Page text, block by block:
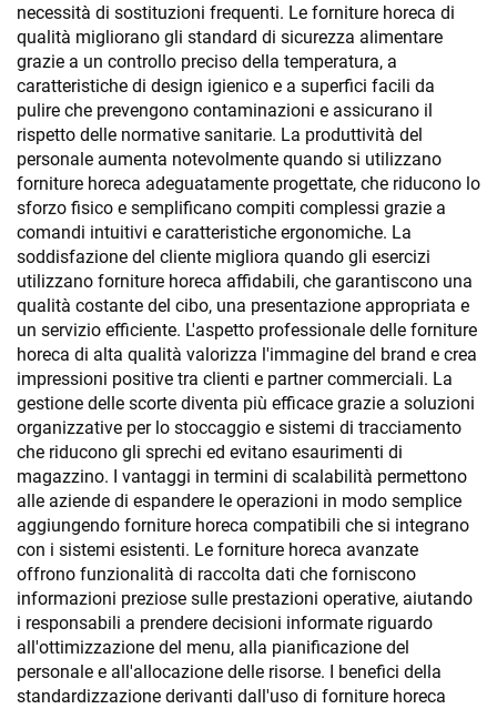
necessità di sostituzioni frequenti. Le forniture horeca di
qualità migliorano gli standard di sicurezza alimentare
grazie a un controllo preciso della temperatura, a
caratteristiche di design igienico e a superfici facili da
pulire che prevengono contaminazioni e assicurano il
rispetto delle normative sanitarie. La produttività del
personale aumenta notevolmente quando si utilizzano
forniture horeca adeguatamente progettate, che riducono lo
sforzo fisico e semplificano compiti complessi grazie a
comandi intuitivi e caratteristiche ergonomiche. La
soddisfazione del cliente migliora quando gli esercizi
utilizzano forniture horeca affidabili, che garantiscono una
qualità costante del cibo, una presentazione appropriata e
un servizio efficiente. L'aspetto professionale delle forniture
horeca di alta qualità valorizza l'immagine del brand e crea
impressioni positive tra clienti e partner commerciali. La
gestione delle scorte diventa più efficace grazie a soluzioni
organizzative per lo stoccaggio e sistemi di tracciamento
che riducono gli sprechi ed evitano esaurimenti di
magazzino. I vantaggi in termini di scalabilità permettono
alle aziende di espandere le operazioni in modo semplice
aggiungendo forniture horeca compatibili che si integrano
con i sistemi esistenti. Le forniture horeca avanzate
offrono funzionalità di raccolta dati che forniscono
informazioni preziose sulle prestazioni operative, aiutando
i responsabili a prendere decisioni informate riguardo
all'ottimizzazione del menu, alla pianificazione del
personale e all'allocazione delle risorse. I benefici della
standardizzazione derivanti dall'uso di forniture horeca